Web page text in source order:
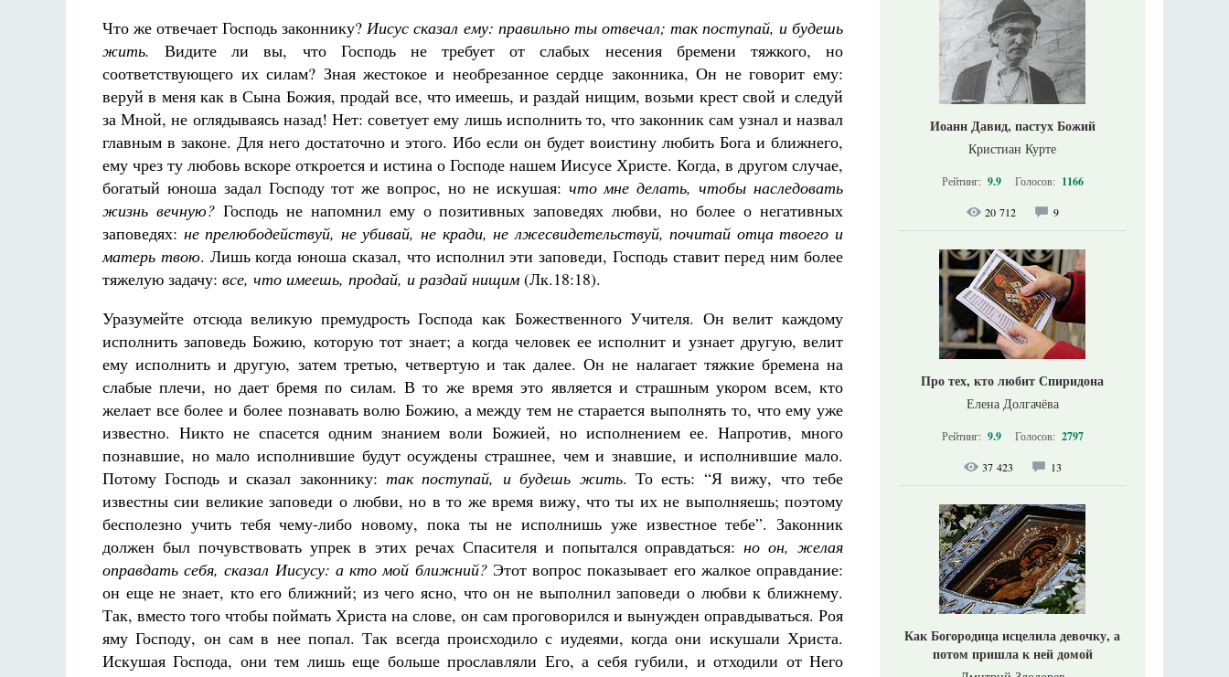
Что же отвечает Господь законнику?Иисус сказал ему: правильно ты отвечал; так поступай, и будешь
жить. Видите ли вы, что Господь не требует от слабых несения бремени тяжкого, но
соответствующего их силам? Зная жестокое и необрезанное сердце законника, Он не говорит ему:
веруй в меня как в Сына Божия, продай все, что имеешь, и раздай нищим, возьми крест свой и следуй
за Мной, не оглядываясь назад! Нет: советует ему лишь исполнить то, что законник сам узнал и назвал
главным в законе. Для него достаточно и этого. Ибо если он будет воистину любить Бога и ближнего,
ему чрез ту любовь вскоре откроется и истина о Господе нашем Иисусе Христе. Когда, в другом случае,
богатый юноша задал Господу тот же вопрос, но не искушая: что мне делать, чтобы наследовать
жизнь вечную?Господь не напомнил ему о позитивных заповедях любви, но более о негативных
заповедях: не прелюбодействуй, не убивай, не кради, не лжесвидетельствуй, почитай отца твоего и
матерь твою. Лишь когда юноша сказал, что исполнил эти заповеди, Господь ставит перед ним более
тяжелую задачу: все, что имеешь, продай, и раздай нищим (Лк.18:18).
Уразумейте отсюда великую премудрость Господа как Божественного Учителя. Он велит каждому
исполнить заповедь Божию, которую тот знает; а когда человек ее исполнит и узнает другую, велит
ему исполнить и другую, затем третью, четвертую и так далее. Он не налагает тяжкие бремена на
слабые плечи, но дает бремя по силам. В то же время это является и страшным укором всем, кто
желает все более и более познавать волю Божию, а между тем не старается выполнять то, что ему уже
известно. Никто не спасется одним знанием воли Божией, но исполнением ее. Напротив, много
познавшие, но мало исполнившие будут осуждены страшнее, чем и знавшие, и исполнившие мало.
Потому Господь и сказал законнику: так поступай, и будешь жить. То есть: “Я вижу, что тебе
известны сии великие заповеди о любви, но в то же время вижу, что ты их не выполняешь; поэтому
бесполезно учить тебя чему-либо новому, пока ты не исполнишь уже известное тебе”. Законник
должен был почувствовать упрек в этих речах Спасителя и попытался оправдаться:но он, желая
оправдать себя, сказал Иисусу: а кто мой ближний?Этот вопрос показывает его жалкое оправдание:
он еще не знает, кто его ближний; из чего ясно, что он не выполнил заповеди о любви к ближнему.
Так, вместо того чтобы поймать Христа на слове, он сам проговорился и вынужден оправдываться. Роя
яму Господу, он сам в нее попал. Так всегда происходило с иудеями, когда они искушали Христа.
Искушая Господа, они тем лишь еще больше прославляли Его, а себя губили, и отходили от Него
Иоанн Давид, пастух Божий
Кристиан Курте
Рейтинг: 9.9 Голосов: 1166
20 712 9
Про тех, кто любит Спиридона
Елена Долгачёва
Рейтинг: 9.9 Голосов: 2797
37 423 13
Как Богородица исцелила девочку, а
потом пришла к ней домой